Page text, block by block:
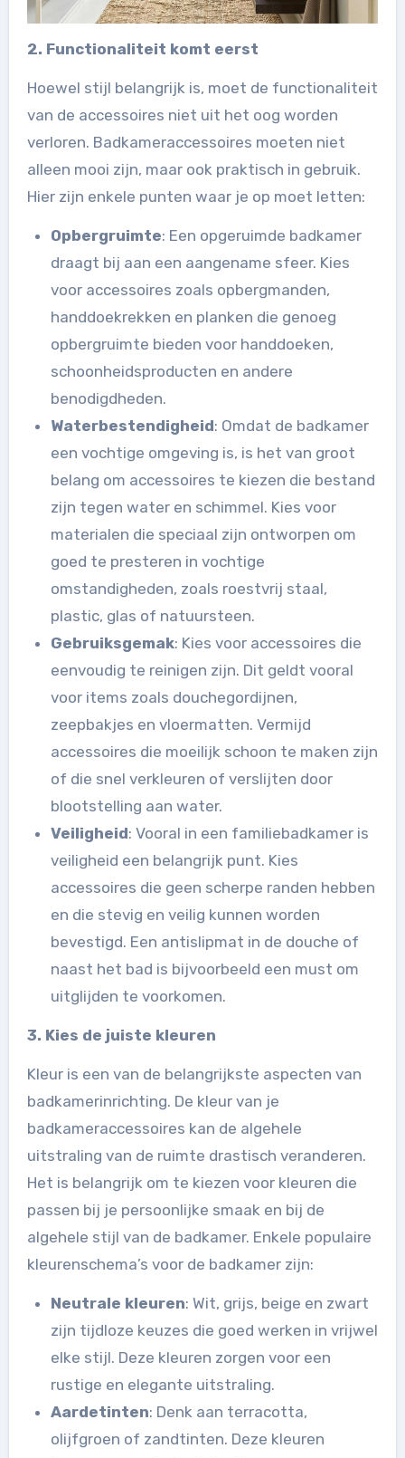
2. Functionaliteit komt eerst
Hoewel stijl belangrijk is, moet de functionaliteit
van de accessoires niet uit het oog worden
verloren. Badkameraccessoires moeten niet
alleen mooi zijn, maar ook praktisch in gebruik.
Hier zijn enkele punten waar je op moet letten:
Opbergruimte: Een opgeruimde badkamer
draagt bij aan een aangename sfeer. Kies
voor accessoires zoals opbergmanden,
handdoekrekken en planken die genoeg
opbergruimte bieden voor handdoeken,
schoonheidsproducten en andere
benodigdheden.
Waterbestendigheid: Omdat de badkamer
een vochtige omgeving is, is het van groot
belang om accessoires te kiezen die bestand
zijn tegen water en schimmel. Kies voor
materialen die speciaal zijn ontworpen om
goed te presteren in vochtige
omstandigheden, zoals roestvrij staal,
plastic, glas of natuursteen.
Gebruiksgemak: Kies voor accessoires die
eenvoudig te reinigen zijn. Dit geldt vooral
voor items zoals douchegordijnen,
zeepbakjes en vloermatten. Vermijd
accessoires die moeilijk schoon te maken zijn
of die snel verkleuren of verslijten door
blootstelling aan water.
Veiligheid: Vooral in een familiebadkamer is
veiligheid een belangrijk punt. Kies
accessoires die geen scherpe randen hebben
en die stevig en veilig kunnen worden
bevestigd. Een antislipmat in de douche of
naast het bad is bijvoorbeeld een must om
uitglijden te voorkomen.
3. Kies de juiste kleuren
Kleur is een van de belangrijkste aspecten van
badkamerinrichting. De kleur van je
badkameraccessoires kan de algehele
uitstraling van de ruimte drastisch veranderen.
Het is belangrijk om te kiezen voor kleuren die
passen bij je persoonlijke smaak en bij de
algehele stijl van de badkamer. Enkele populaire
kleurenschema’s voor de badkamer zijn:
Neutrale kleuren: Wit, grijs, beige en zwart
zijn tijdloze keuzes die goed werken in vrijwel
elke stijl. Deze kleuren zorgen voor een
rustige en elegante uitstraling.
Aardetinten: Denk aan terracotta,
olijfgroen of zandtinten. Deze kleuren